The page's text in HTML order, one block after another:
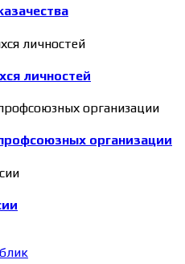
личностей
организации